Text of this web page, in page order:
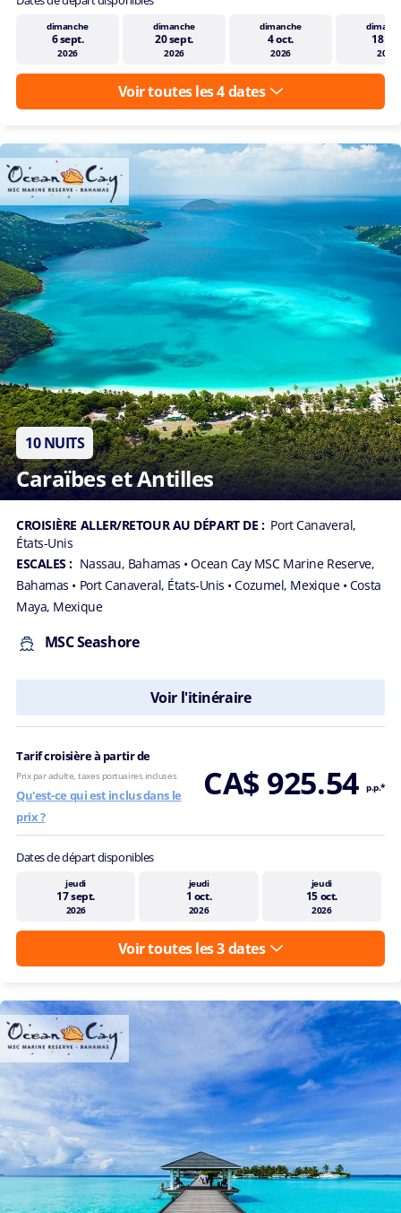
dimanche
6 sept.
2026
dimanche
20 sept.
2026
dimanche
4 oct.
2026
18
2026
Voir toutes les 4 dates
10 NUITS
Caraïbes et Antilles
CROISIÈRE ALLER/RETOUR AU DÉPART DE : Port Canaveral,
États-Unis
ESCALES : Nassau, Bahamas • Ocean Cay MSC Marine Reserve,
Bahamas • Port Canaveral, États-Unis • Cozumel, Mexique • Costa
Maya, Mexique
MSC Seashore
Voir l'itinéraire
Tarif croisière à partir de
CA$ 925.54 p.p.*
Prix par adulte, taxes portuaires incluses
Qu'est-ce qui est inclus dans le
prix ?
Dates de départ disponibles
jeudi
17 sept.
2026
jeudi
1 oct.
2026
jeudi
15 oct.
2026
Voir toutes les 3 dates